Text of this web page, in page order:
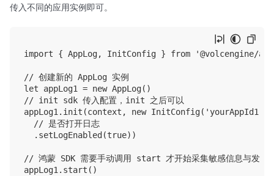
传入不同的应用实例即可。
import { AppLog, InitConfig } from '@volcengine/
// 创建新的 AppLog 实例
let appLog1 = new AppLog()
// init sdk 传入配置，init 之后可以
appLog1.init(context, new InitConfig('yourAppId1',
  // 是否打开日志
  .setLogEnabled(true))
// 鸿蒙 SDK 需要手动调用 start 才开始采集敏感信息与发送
appLog1.start()